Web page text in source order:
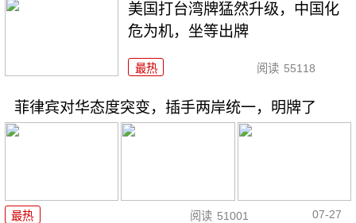
美国打台湾牌猛然升级，中国化
危为机，坐等出牌
最热 阅读 55118
菲律宾对华态度突变，插手两岸统一，明牌了
最热 阅读 51001 07-27